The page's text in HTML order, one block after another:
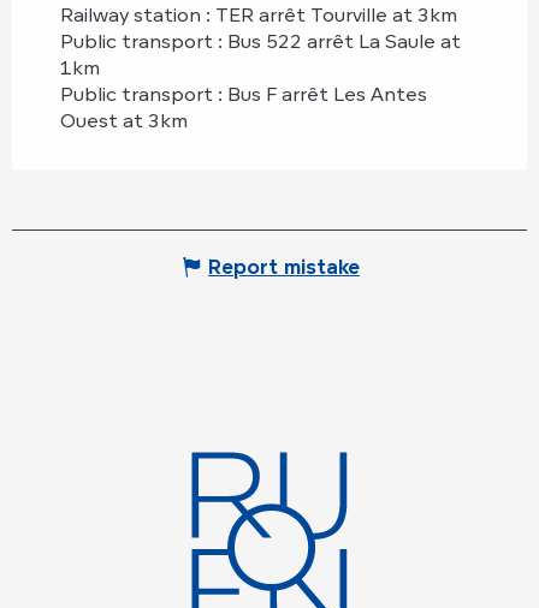
Railway station : TER arrêt Tourville at 3km
Public transport : Bus 522 arrêt La Saule at
1km
Public transport : Bus F arrêt Les Antes
Ouest at 3km
Report mistake